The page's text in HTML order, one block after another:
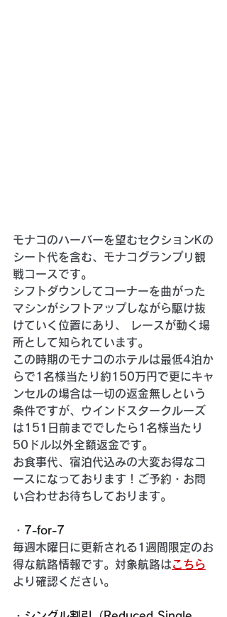
モナコのハーバーを望むセクションKの
シート代を含む、モナコグランプリ観
戦コースです。
シフトダウンしてコーナーを曲がった
マシンがシフトアップしながら駆け抜
けていく位置にあり、 レースが動く場
所として知られています。
この時期のモナコのホテルは最低4泊か
らで1名様当たり約150万円で更にキャ
ンセルの場合は一切の返金無しという
条件ですが、ウインドスタークルーズ
は151日前まででしたら1名様当たり
50ドル以外全額返金です。
お食事代、宿泊代込みの大変お得なコ
ースになっております！ご予約・お問
い合わせお待ちしております。
・ 7-for-7
毎週木曜日に更新される1週間限定のお
得な航路情報です。対象航路はこちら
より確認ください。